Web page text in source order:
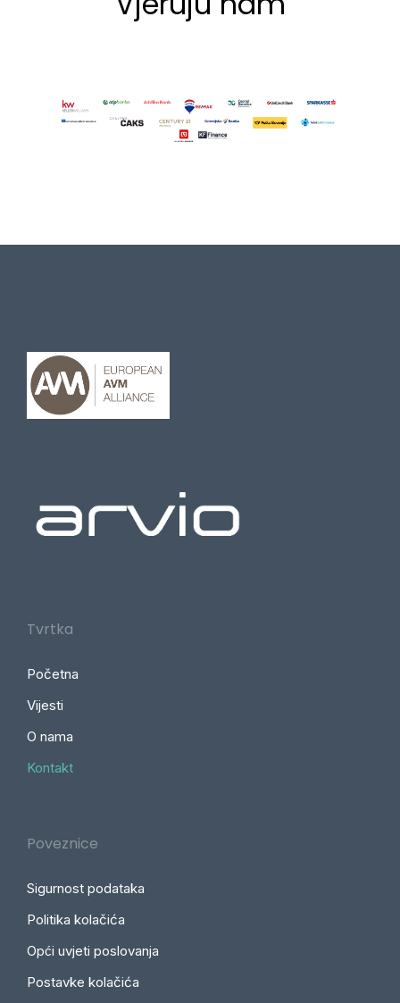
Tvrtka
Početna
Vijesti
O nama
Kontakt
Poveznice
Sigurnost podataka
Politika kolačića
Opći uvjeti poslovanja
Postavke kolačića